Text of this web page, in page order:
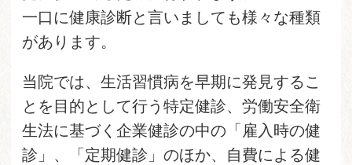
一口に健康診断と言いましても様々な種類
があります。
当院では、生活習慣病を早期に発見するこ
とを目的として行う特定健診、労働安全衛
生法に基づく企業健診の中の「雇入時の健
診」、「定期健診」のほか、自費による健